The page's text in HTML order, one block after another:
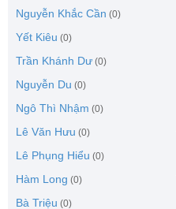
Nguyễn Khắc Cần (0)
Yết Kiêu (0)
Trần Khánh Dư (0)
Nguyễn Du (0)
Ngô Thì Nhậm (0)
Lê Văn Hưu (0)
Lê Phụng Hiểu (0)
Hàm Long (0)
Bà Triệu (0)